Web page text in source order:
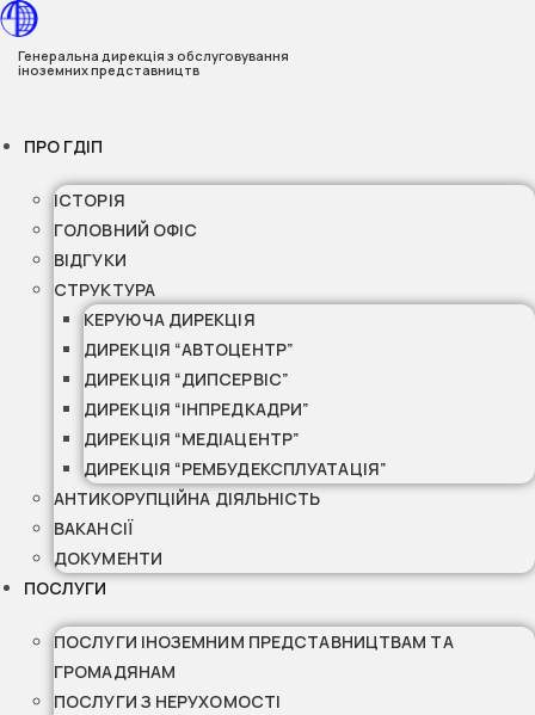
Перейти
до
вмісту
Генеральна дирекція з обслуговування
іноземних представництв
ПРО ГДІП
ІСТОРІЯ
ГОЛОВНИЙ ОФІС
ВІДГУКИ
СТРУКТУРА
КЕРУЮЧА ДИРЕКЦІЯ
ДИРЕКЦІЯ “АВТОЦЕНТР”
ДИРЕКЦІЯ “ДИПСЕРВІС”
ДИРЕКЦІЯ “ІНПРЕДКАДРИ”
ДИРЕКЦІЯ “МЕДІАЦЕНТР”
ДИРЕКЦІЯ “РЕМБУДЕКСПЛУАТАЦІЯ”
АНТИКОРУПЦІЙНА ДІЯЛЬНІСТЬ
ВАКАНСІЇ
ДОКУМЕНТИ
ПОСЛУГИ
ПОСЛУГИ ІНОЗЕМНИМ ПРЕДСТАВНИЦТВАМ ТА
ГРОМАДЯНАМ
ПОСЛУГИ З НЕРУХОМОСТІ